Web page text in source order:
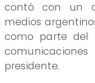
contó con un
medios
como parte del
presidente.